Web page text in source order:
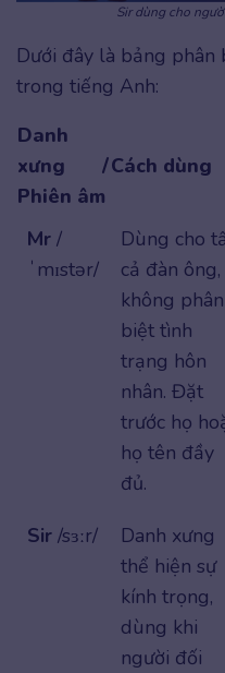
Sir dùng cho
Dưới đây là bảng phân
trong tiếng Anh:
Danh
xưng /
Phiên âm
Cách dùng
Mr /
ˈmɪstər/
Dùng cho
cả đàn ông,
không phân
biệt tình
trạng hôn
nhân. Đặt
trước họ
họ tên đầy
đủ.
Sir /sɜːr/
Danh xưng
thể hiện sự
kính trọng,
dùng khi
người đối